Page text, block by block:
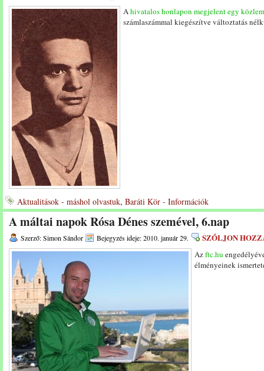
Ahivatalos honlapon megjelent egy
számlaszámmal kiegészítve változtatás
Aktualitások - máshol olvastuk, Baráti Kör - Információk
A máltai napok Rósa Dénes szemével, 6.nap
Szerző: Simon Sándor Bejegyzés ideje: 2010. január 29. SZÓLJON
Azftc.hu
élményeinek